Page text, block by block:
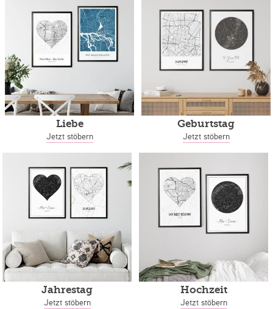
Liebe
Jetzt stöbern
Geburtstag
Jetzt stöbern
Jahrestag
Jetzt stöbern
Hochzeit
Jetzt stöbern